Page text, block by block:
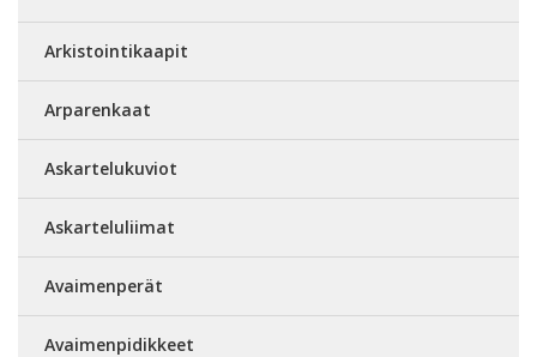
Arkistointikaapit
Arparenkaat
Askartelukuviot
Askarteluliimat
Avaimenperät
Avaimenpidikkeet